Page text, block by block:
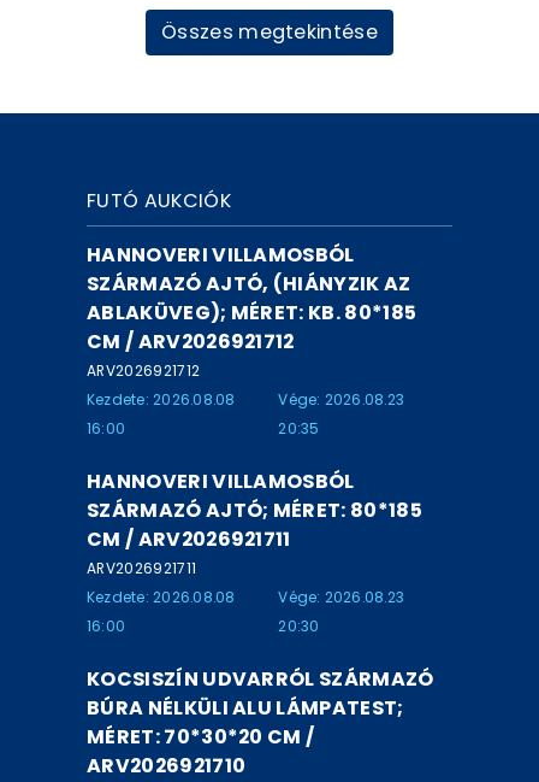
Összes megtekintése
FUTÓ AUKCIÓK
HANNOVERI VILLAMOSBÓL
SZÁRMAZÓ AJTÓ, (HIÁNYZIK AZ
ABLAKÜVEG); MÉRET: KB. 80*185
CM / ARV2026921712
ARV2026921712
Kezdete: 2026.08.08
16:00
Vége: 2026.08.23
20:35
HANNOVERI VILLAMOSBÓL
SZÁRMAZÓ AJTÓ; MÉRET: 80*185
CM / ARV2026921711
ARV2026921711
Kezdete: 2026.08.08
16:00
Vége: 2026.08.23
20:30
KOCSISZÍN UDVARRÓL SZÁRMAZÓ
BÚRA NÉLKÜLI ALU LÁMPATEST;
MÉRET: 70*30*20 CM /
ARV2026921710